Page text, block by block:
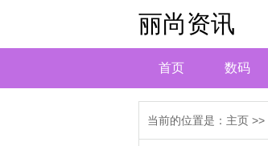
丽尚资讯
首页 数码
当前的位置是： 主页 >>